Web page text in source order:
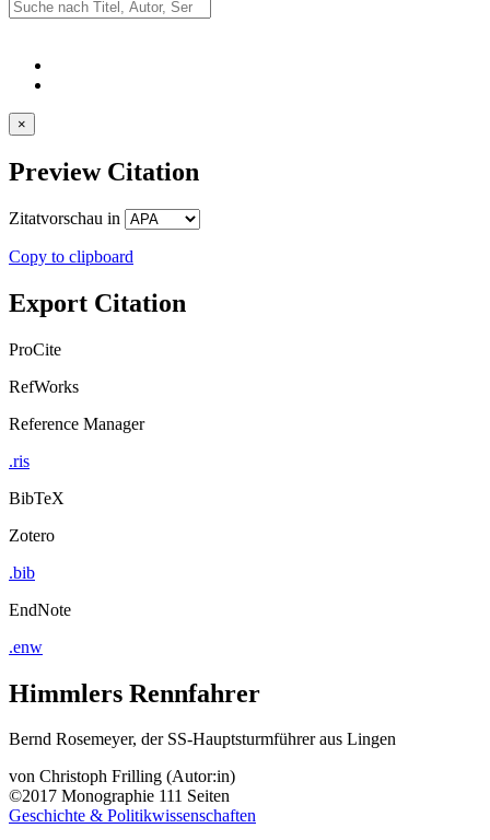
×
Preview Citation
Zitatvorschau in
Copy to clipboard
Export Citation
ProCite
RefWorks
Reference Manager
.ris
BibTeX
Zotero
.bib
EndNote
.enw
Himmlers Rennfahrer
Bernd Rosemeyer, der SS-Hauptsturmführer aus Lingen
von Christoph Frilling (Autor:in)
©2017 Monographie 111 Seiten
Geschichte & Politikwissenschaften